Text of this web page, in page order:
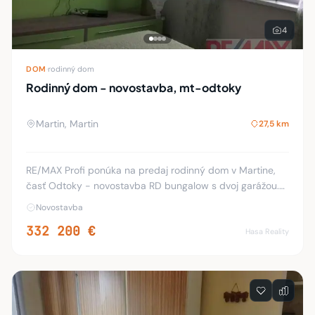
4
DOM rodinný dom
Rodinný dom - novostavba, mt-odtoky
Martin, Martin 27,5 km
RE/MAX Profi ponúka na predaj rodinný dom v Martine,
časť Odtoky - novostavba RD bungalow s dvoj garážou.
Rodinný dom je murovaný jednopodlažný postavený na
Novostavba
332 200 € Hasa Reality